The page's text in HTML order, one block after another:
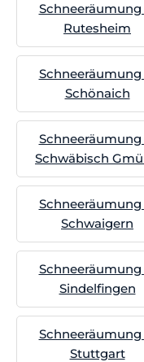
Schneeräumung
Rutesheim
Schneeräumung
Schönaich
Schneeräumung
Schwäbisch
Schneeräumung
Schwaigern
Schneeräumung
Sindelfingen
Schneeräumung
Stuttgart